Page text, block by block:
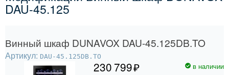
DAU-45.125
Винный шкаф DUNAVOX DAU-45.125DB.TO
Артикул: DAU-45.125DB.TO
230 799 в наличии